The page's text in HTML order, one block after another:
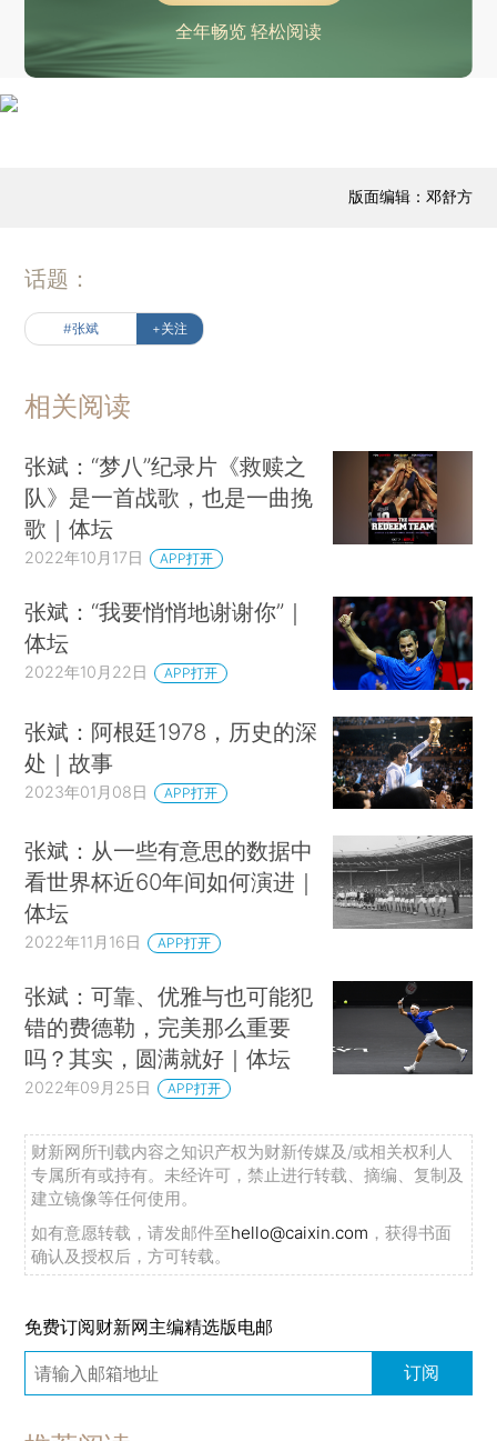
全年畅览 轻松阅读
版面编辑：邓舒方
话题：
#张斌 +关注
相关阅读
张斌：“梦八”纪录片《救赎之
队》是一首战歌，也是一曲挽
歌｜体坛
2022年10月17日 APP打开
张斌：“我要悄悄地谢谢你”｜
体坛
2022年10月22日 APP打开
张斌：阿根廷1978，历史的深
处｜故事
2023年01月08日 APP打开
张斌：从一些有意思的数据中
看世界杯近60年间如何演进｜
体坛
2022年11月16日 APP打开
张斌：可靠、优雅与也可能犯
错的费德勒，完美那么重要
吗？其实，圆满就好｜体坛
2022年09月25日 APP打开
财新网所刊载内容之知识产权为财新传媒及/或相关权利人
专属所有或持有。未经许可，禁止进行转载、摘编、复制及
建立镜像等任何使用。
如有意愿转载，请发邮件至hello@caixin.com ，获得书面
确认及授权后，方可转载。
免费订阅财新网主编精选版电邮
订阅